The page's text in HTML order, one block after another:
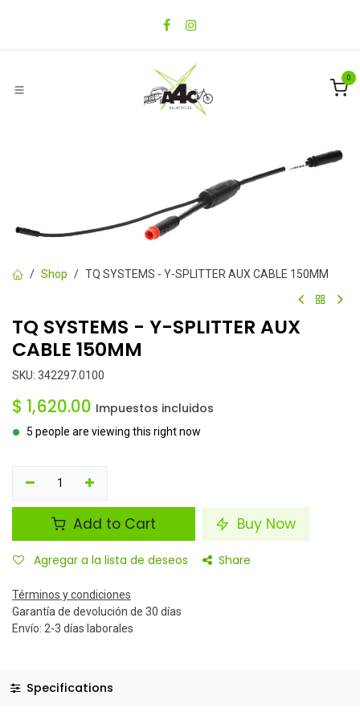
0
Shop TQ SYSTEMS - Y-SPLITTER AUX CABLE 150MM
TQ SYSTEMS - Y-SPLITTER AUX
CABLE 150MM
SKU: 342297.0100
$ 1,620.00 Impuestos incluidos
5 people are viewing this right now
Add to Cart Buy Now
Agregar a la lista de deseos Share
Términos y condiciones
Garantía de devolución de 30 días
Envío: 2-3 días laborales
Specifications